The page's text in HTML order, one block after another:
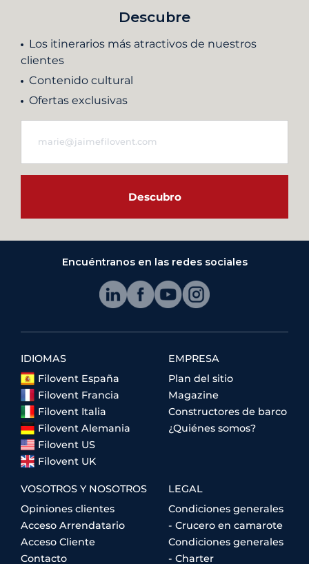
Descubre
Los itinerarios más atractivos de nuestros
clientes
Contenido cultural
Ofertas exclusivas
Descubro
Encuéntranos en las redes sociales
IDIOMAS
Filovent España
Filovent Francia
Filovent Italia
Filovent Alemania
Filovent US
Filovent UK
EMPRESA
Plan del sitio
Magazine
Constructores de barco
¿Quiénes somos?
VOSOTROS Y NOSOTROS
Opiniones clientes
Acceso Arrendatario
Acceso Cliente
Contacto
LEGAL
Condiciones generales
- Crucero en camarote
Condiciones generales
- Charter